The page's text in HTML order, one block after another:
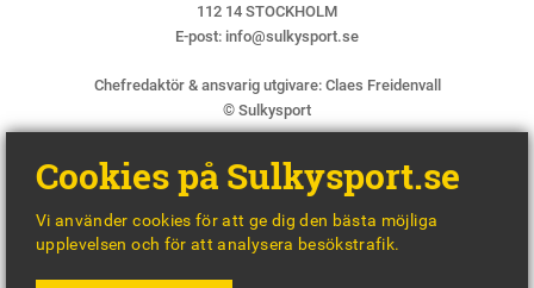
112 14 STOCKHOLM
E-post: info@sulkysport.se
Chefredaktör & ansvarig utgivare: Claes Freidenvall
© Sulkysport
BY
Cookies på Sulkysport.se
Vi använder cookies för att ge dig den bästa möjliga
upplevelsen och för att analysera besökstrafik.